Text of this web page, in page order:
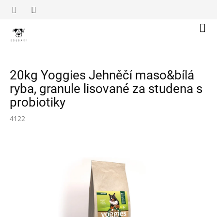
20kg Yoggies Jehněčí maso&bílá
ryba, granule lisované za studena s
probiotiky
4122